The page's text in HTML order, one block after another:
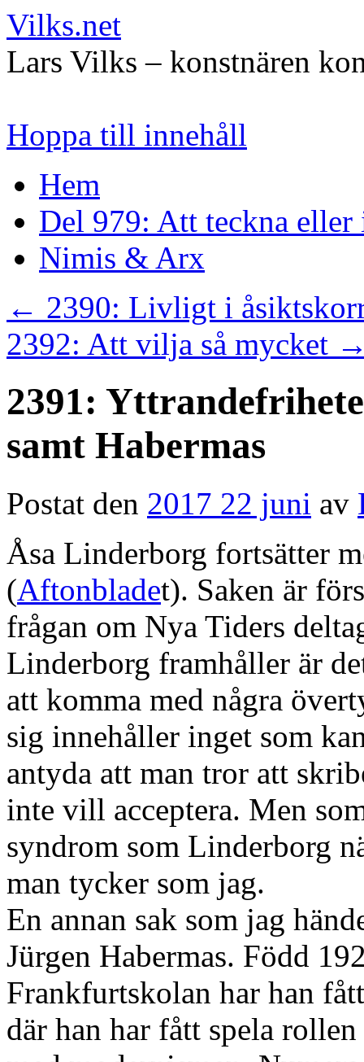
Vilks.net
Lars Vilks – konstnären
Hoppa till innehåll
Hem
Del 979: Att teckna eller
Nimis & Arx
← 2390: Livligt i
2392: Att vilja så mycket
2391:
samt Habermas
Postat den 2017 22 juni av
Åsa Linderborg fortsätter
(Aftonbladet). Saken är
frågan om Nya Tiders
Linderborg framhåller är
att komma med några
sig innehåller inget som
antyda att man tror att
inte vill acceptera. Men
syndrom som Linderborg
man tycker som jag.
En annan sak som jag
Jürgen Habermas. Född
Frankfurtskolan har han
där han har fått spela